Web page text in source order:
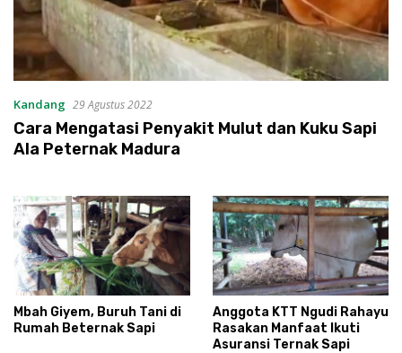
Kandang 29 Agustus 2022
Cara Mengatasi Penyakit Mulut dan Kuku Sapi
Ala Peternak Madura
Mbah Giyem, Buruh Tani di
Rumah Beternak Sapi
Anggota KTT Ngudi Rahayu
Rasakan Manfaat Ikuti
Asuransi Ternak Sapi